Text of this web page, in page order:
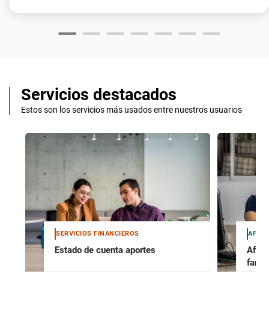
Servicios destacados
Estos son los servicios más usados entre nuestros usuarios
SERVICIOS FINANCIEROS
Estado de cuenta aportes